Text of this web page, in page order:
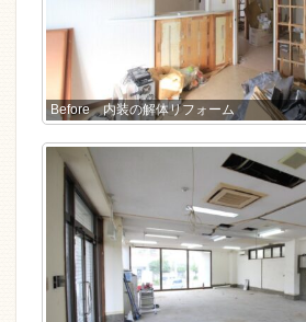
Before 内装の解体リフォーム